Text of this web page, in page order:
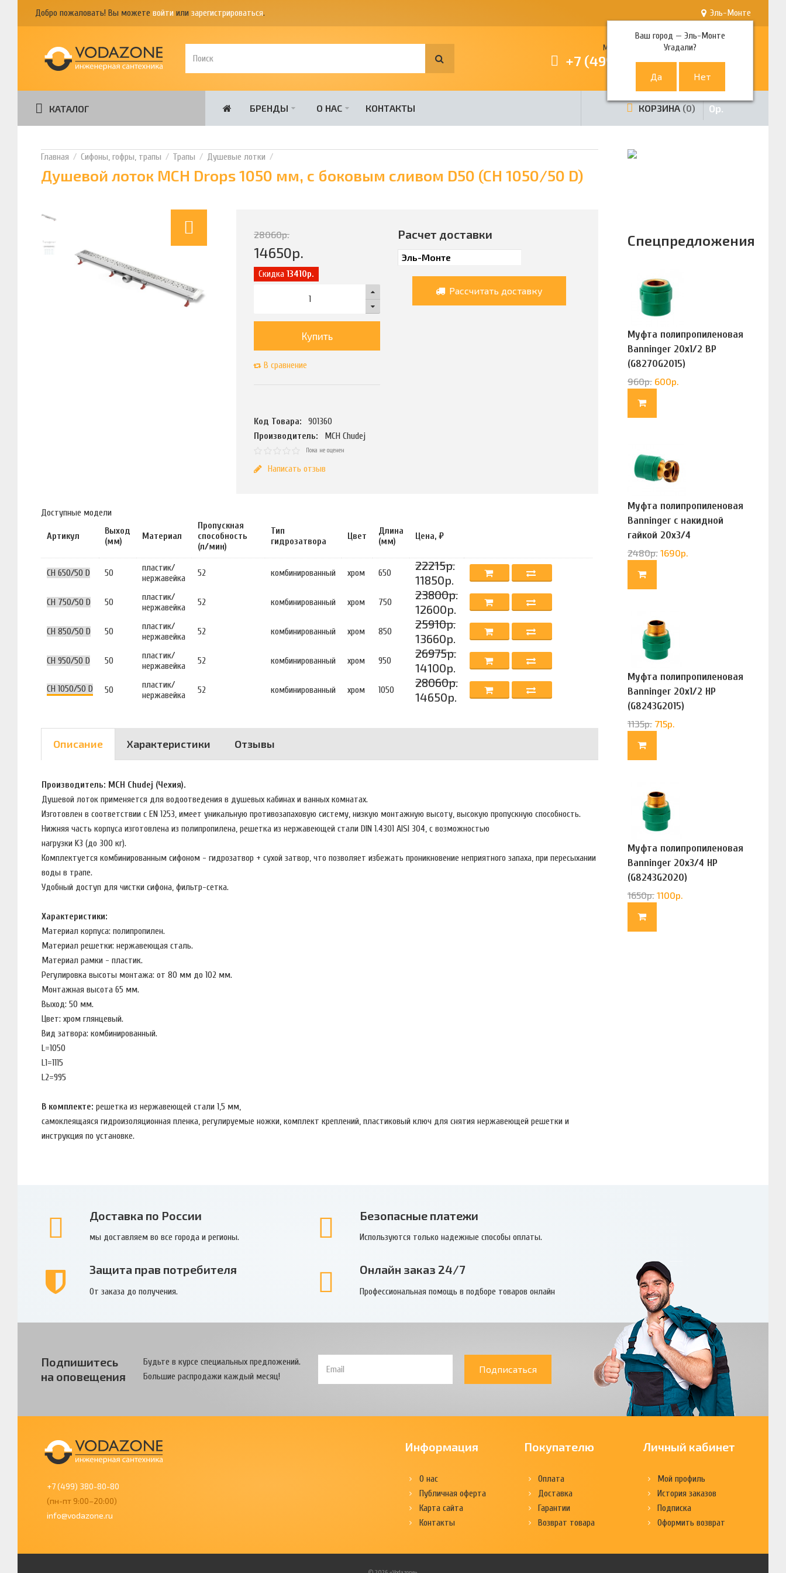
Добро пожаловать! Вы можете войти или зарегистрироваться. Эль-Монте
Ваш город —Эль-Монте
Угадали?
Многоканальный телефон
+7 (499) 380-80-80
КАТАЛОГ БРЕНДЫ О НАС КОНТАКТЫ КОРЗИНА 0 0р.
Сифоны, гофры, трапы Трапы Душевые лотки
Душевой лоток MCH Drops 1050 мм, с боковым сливом D50 (CH 1050/50 D)
28060р.
14650р.
Скидка13410р.
Купить
В сравнение
Код Товара:
901360
Производитель:
MCH Chudej
Пока не оценен
Написать отзыв
Расчет доставки
Рассчитать доставку
Доступные модели
Артикул
Выход
(мм)
Материал
Пропускная
способность
(л/мин)
Тип
гидрозатвора
Цвет
Длина
(мм)
Цена, ₽
CH 650/50 D 50
пластик/
нержавейка
52 комбинированный хром 650
22215р.
11850р.
CH 750/50 D 50
пластик/
нержавейка
52 комбинированный хром 750
23800р.
12600р.
CH 850/50 D 50
пластик/
нержавейка
52 комбинированный хром 850
25910р.
13660р.
CH 950/50 D 50
пластик/
нержавейка
52 комбинированный хром 950
26975р.
14100р.
CH 1050/50 D 50
пластик/
нержавейка
52 комбинированный хром 1050
28060р.
14650р.
Описание Характеристики Отзывы
Производитель: MCH Chudej (Чехия).
Душевой лоток применяется для водоотведения в душевых кабинах и ванных комнатах.
Изготовлен в соответствии с EN 1253, имеет уникальную противозапаховую систему, низкую монтажную высоту, высокую пропускную способность.
Нижняя часть корпуса изготовлена из полипропилена, решетка из нержавеющей стали DIN 1.4301 AISI 304, с возможностью
нагрузки K3 (до 300 кг).
Комплектуется комбинированным сифоном - гидрозатвор + сухой затвор, что позволяет избежать проникновение неприятного запаха, при пересыхании
воды в трапе.
Удобный доступ для чистки сифона, фильтр-сетка.
Характеристики:
Материал корпуса: полипропилен.
Материал решетки: нержавеющая сталь.
Материал рамки - пластик.
Регулировка высоты монтажа: от 80 мм до 102 мм.
Монтажная высота 65 мм.
Выход: 50 мм.
Цвет: хром глянцевый.
Вид затвора: комбинированный.
L=1050
L1=1115
L2=995
В комплекте: решетка из нержавеющей стали 1,5 мм,
самоклеящаяся гидроизоляционная пленка, регулируемые ножки, комплект креплений, пластиковый ключ для снятия нержавеющей решетки и
инструкция по установке.
Спецпредложения
Муфта полипропиленовая
Banninger 20х1/2 ВР
(G8270G2015)
960р. 600р.
Муфта полипропиленовая
Banninger с накидной
гайкой 20х3/4
(G83322020)
2480р. 1690р.
Муфта полипропиленовая
Banninger 20х1/2 НР
(G8243G2015)
1135р. 715р.
Муфта полипропиленовая
Banninger 20х3/4 НР
(G8243G2020)
1650р. 1100р.
Доставка по России
мы доставляем во все города и регионы.
Безопасные платежи
Используются только надежные способы оплаты.
Защита прав потребителя
От заказа до получения.
Онлайн заказ 24/7
Профессиональная помощь в подборе товаров онлайн
Подпишитесь
на оповещения
Будьте в курсе специальных предложений.
Большие распродажи каждый месяц!
Подписаться
+7 (499) 380-80-80
(пн-пт 9:00–20:00)
info@vodazone.ru
Информация
О нас
Публичная оферта
Карта сайта
Контакты
Покупателю
Оплата
Доставка
Гарантии
Возврат товара
Личный кабинет
Мой профиль
История заказов
Подписка
Оформить возврат